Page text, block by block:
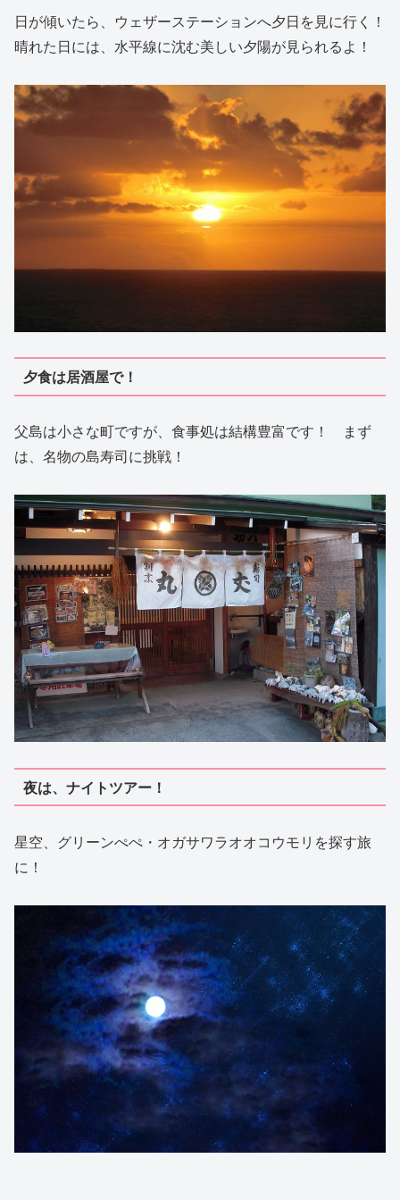
日が傾いたら、ウェザーステーションへ夕日を見に行く！
晴れた日には、水平線に沈む美しい夕陽が見られるよ！
夕食は居酒屋で！
父島は小さな町ですが、食事処は結構豊富です！ まず
は、名物の島寿司に挑戦！
夜は、ナイトツアー！
星空、グリーンぺぺ・オガサワラオオコウモリを探す旅
に！